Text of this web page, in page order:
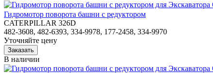
Гидромотор поворота башни с редуктором
CATERPILLAR 326D
482-3608, 482-6393, 334-9978, 177-2458, 334-9970
Уточняйте цену
В наличии